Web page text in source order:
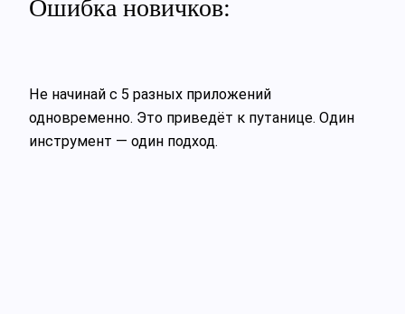
Ошибка новичков:
Не начинай с 5 разных приложений
одновременно. Это приведёт к путанице. Один
инструмент — один подход.